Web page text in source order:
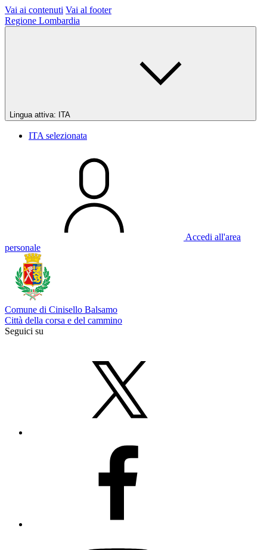
Vai ai contenuti Vai al footer
Regione Lombardia
Lingua attiva: ITA
ITA selezionata
Accedi all'area
personale
Comune di Cinisello Balsamo
Città della corsa e del cammino
Seguici su